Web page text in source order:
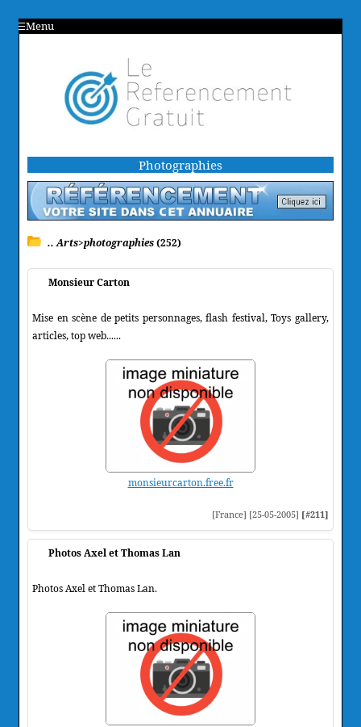
Menu
Photographies
.. Arts>photographies(252)
Monsieur Carton
Mise en scène de petits personnages, flash festival, Toys gallery,
articles, top web......
monsieurcarton.free.fr
[France] [25-05-2005] [#211]
Photos Axel et Thomas Lan
Photos Axel et Thomas Lan.